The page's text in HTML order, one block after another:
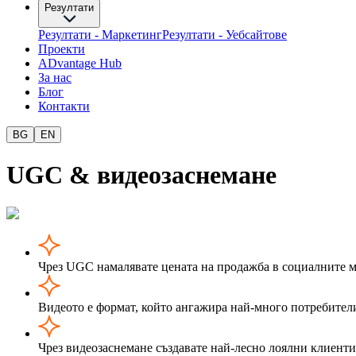
Резултати
Резултати - МаркетингРезултати - Уебсайтове
Проекти
ADvantage Hub
За нас
Блог
Контакти
BG EN
UGC & видеозаснемане
Чрез UGC намалявате цената на продажба в социалните
Видеото е формат, който ангажира най-много
Чрез видеозаснемане създавате най-лесно лоялни клиенти